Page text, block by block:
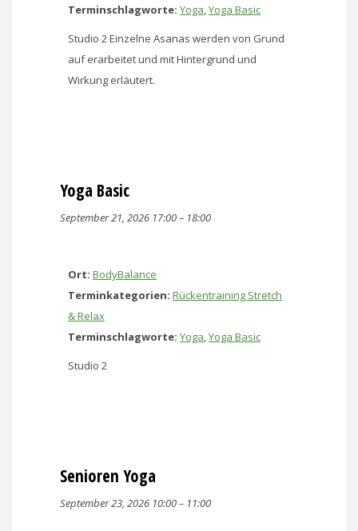
Terminschlagworte: Yoga,Yoga Basic
Studio 2 Einzelne Asanas werden von Grund
auf erarbeitet und mit Hintergrund und
Wirkung erläutert.
Yoga Basic
September 21, 2026 17:00– 18:00
Ort: BodyBalance
Terminkategorien: Rückentraining Stretch
& Relax
Terminschlagworte: Yoga,Yoga Basic
Studio 2
Senioren Yoga
September 23, 2026 10:00– 11:00